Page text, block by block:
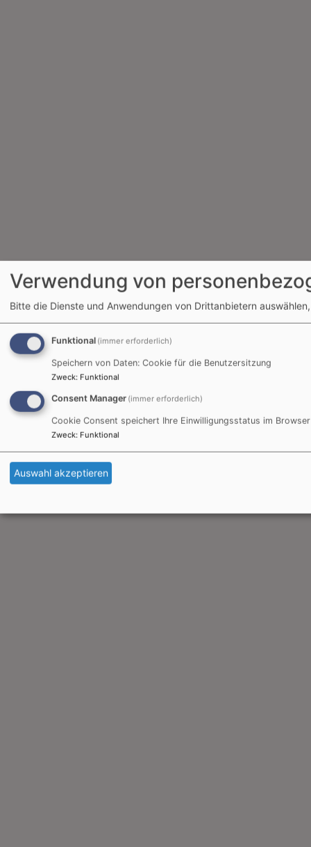
Verwendung von
Bitte die Dienste und Anwendungen von Drittanbietern
Funktional (immer erforderlich)
Speichern von Daten: Cookie für die Benutzersitzung
Zweck: Funktional
Consent Manager (immer erforderlich)
Cookie Consent speichert Ihre Einwilligungsstatus im Browser
Zweck: Funktional
Auswahl akzeptieren